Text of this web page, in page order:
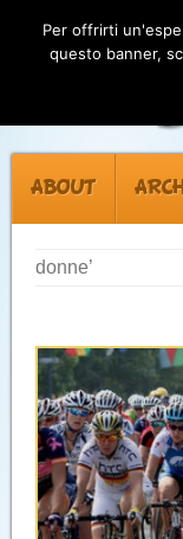
ABOUT
donne’
Per offrirti
questo banner,